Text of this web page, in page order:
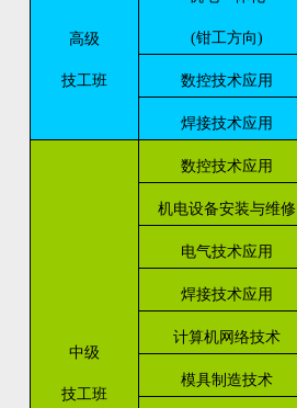
高级
技工班
(钳工方向)
数控技术应用
焊接技术应用
中级
技工班
数控技术应用
机电设备安装与维修
电气技术应用
焊接技术应用
计算机网络技术
模具制造技术